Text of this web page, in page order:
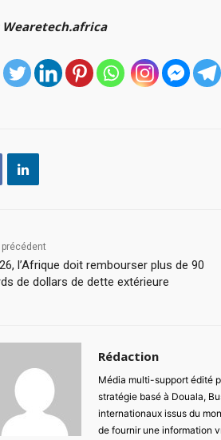
Wearetech.africa
l’Afrique doit rembourser plus de 90
de dollars de dette extérieure
Rédaction
Média multi-support édité
stratégie basé à Douala,
internationaux issus du
de fournir une information